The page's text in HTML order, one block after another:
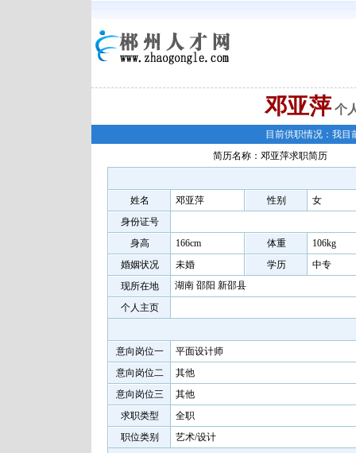
邓亚萍 个
目前供职情况：我目
简历名称：邓亚萍求职简历
姓名 邓亚萍 性别
女
身份证号
身高
166cm 体重
106kg
婚姻状况
未婚 学历
中专
现所在地
湖南 邵阳 新邵县
个人主页
意向岗位一
平面设计师
意向岗位二
其他
意向岗位三
其他
求职类型
全职
职位类别
艺术/设计